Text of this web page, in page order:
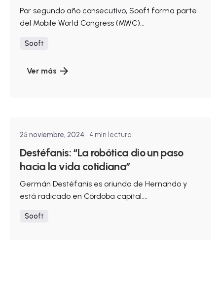
Por segundo año consecutivo, Sooft forma parte
del Mobile World Congress (MWC)...
Sooft
Ver más
25 noviembre, 2024 4 min lectura
Destéfanis: “La robótica dio un paso
hacia la vida cotidiana”
Germán Destéfanis es oriundo de Hernando y
está radicado en Córdoba capital....
Sooft